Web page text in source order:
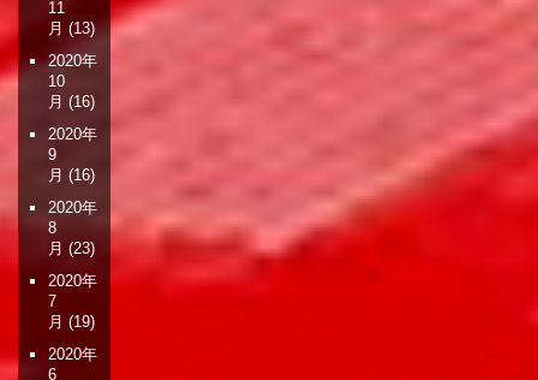
11
月 (13)
2020年
10
月 (16)
2020年
9
月 (16)
2020年
8
月 (23)
2020年
7
月 (19)
2020年
6